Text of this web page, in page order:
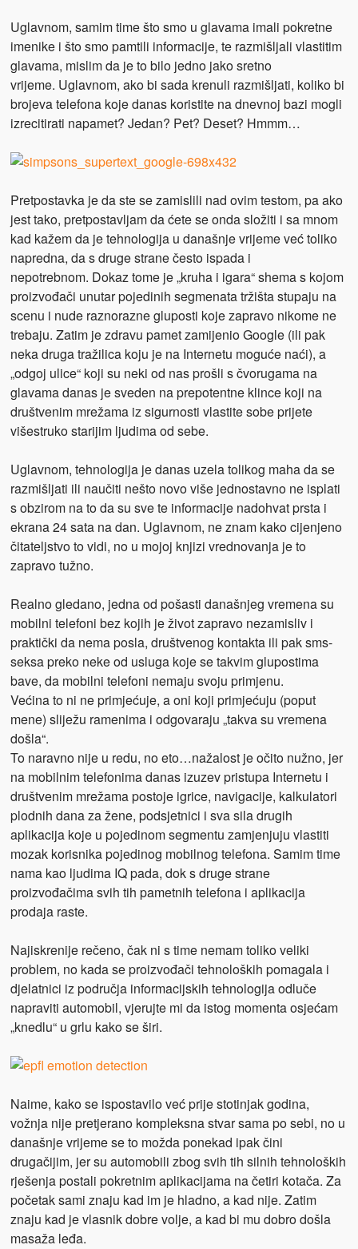
Uglavnom, samim time što smo u glavama imali pokretne
imenike i što smo pamtili informacije, te razmišljali vlastitim
glavama, mislim da je to bilo jedno jako sretno
vrijeme. Uglavnom, ako bi sada krenuli razmišljati, koliko bi
brojeva telefona koje danas koristite na dnevnoj bazi mogli
izrecitirati napamet? Jedan? Pet? Deset? Hmmm…
Pretpostavka je da ste se zamislili nad ovim testom, pa ako
jest tako, pretpostavljam da ćete se onda složiti i sa mnom
kad kažem da je tehnologija u današnje vrijeme već toliko
napredna, da s druge strane često ispada i
nepotrebnom. Dokaz tome je „kruha i igara“ shema s kojom
proizvođači unutar pojedinih segmenata tržišta stupaju na
scenu i nude raznorazne gluposti koje zapravo nikome ne
trebaju. Zatim je zdravu pamet zamijenio Google (ili pak
neka druga tražilica koju je na Internetu moguće naći), a
„odgoj ulice“ koji su neki od nas prošli s čvorugama na
glavama danas je sveden na prepotentne klince koji na
društvenim mrežama iz sigurnosti vlastite sobe prijete
višestruko starijim ljudima od sebe.
Uglavnom, tehnologija je danas uzela tolikog maha da se
razmišljati ili naučiti nešto novo više jednostavno ne isplati
s obzirom na to da su sve te informacije nadohvat prsta i
ekrana 24 sata na dan. Uglavnom, ne znam kako cijenjeno
čitateljstvo to vidi, no u mojoj knjizi vrednovanja je to
zapravo tužno.
Realno gledano, jedna od pošasti današnjeg vremena su
mobilni telefoni bez kojih je život zapravo nezamisliv i
praktički da nema posla, društvenog kontakta ili pak sms-
seksa preko neke od usluga koje se takvim glupostima
bave, da mobilni telefoni nemaju svoju primjenu.
Većina to ni ne primjećuje, a oni koji primjećuju (poput
mene) sliježu ramenima i odgovaraju „takva su vremena
došla“.
To naravno nije u redu, no eto…nažalost je očito nužno, jer
na mobilnim telefonima danas izuzev pristupa Internetu i
društvenim mrežama postoje igrice, navigacije, kalkulatori
plodnih dana za žene, podsjetnici i sva sila drugih
aplikacija koje u pojedinom segmentu zamjenjuju vlastiti
mozak korisnika pojedinog mobilnog telefona. Samim time
nama kao ljudima IQ pada, dok s druge strane
proizvođačima svih tih pametnih telefona i aplikacija
prodaja raste.
Najiskrenije rečeno, čak ni s time nemam toliko veliki
problem, no kada se proizvođači tehnoloških pomagala i
djelatnici iz područja informacijskih tehnologija odluče
napraviti automobil, vjerujte mi da istog momenta osjećam
„knedlu“ u grlu kako se širi.
Naime, kako se ispostavilo već prije stotinjak godina,
vožnja nije pretjerano kompleksna stvar sama po sebi, no u
današnje vrijeme se to možda ponekad ipak čini
drugačijim, jer su automobili zbog svih tih silnih tehnoloških
rješenja postali pokretnim aplikacijama na četiri kotača. Za
početak sami znaju kad im je hladno, a kad nije. Zatim
znaju kad je vlasnik dobre volje, a kad bi mu dobro došla
masaža leđa.